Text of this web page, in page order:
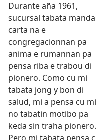
Durante aña 1961,
sucursal tabata manda
carta na e
congregacionnan pa
anima e rumannan pa
pensa riba e trabou di
pionero. Como cu mi
tabata jong y bon di
salud, mi a pensa cu mi
no tabatin motibo pa
keda sin traha pionero.